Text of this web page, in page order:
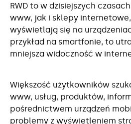
RWD to w dzisiejszych
www, jak i sklepy
wyświetlają się na
przykład na smartfonie, to
mniejsza widoczność w
Większość użytkowników
www, usług, produktów,
pośrednictwem urządzeń
problemy z wyświetleniem